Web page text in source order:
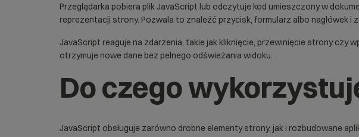
Przeglądarka pobiera plik JavaScript lub odczytuje kod umieszczony w
reprezentacji strony. Pozwala to znaleźć przycisk, formularz albo nagłówek i
JavaScript reaguje na zdarzenia, takie jak kliknięcie, przewinięcie strony czy
otrzymuje nowe dane bez pełnego odświeżania widoku.
Do czego
JavaScript obsługuje zarówno drobne elementy strony, jak i rozbudowane